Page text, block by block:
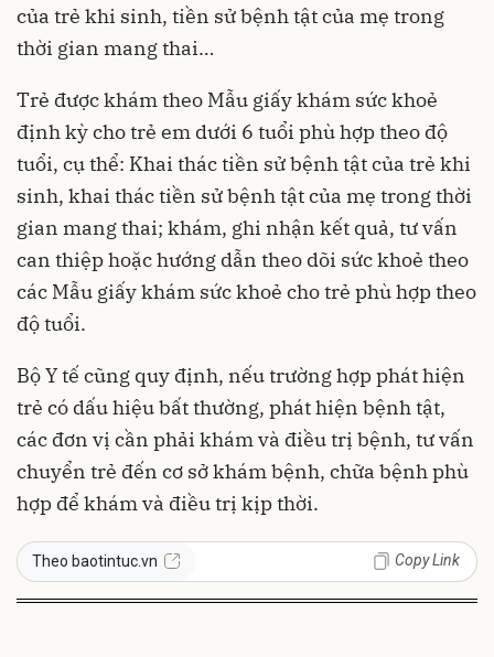
của trẻ khi sinh, tiền sử bệnh tật của mẹ trong
thời gian mang thai…
Trẻ được khám theo Mẫu giấy khám sức khoẻ
định kỳ cho trẻ em dưới 6 tuổi phù hợp theo độ
tuổi, cụ thể: Khai thác tiền sử bệnh tật của trẻ khi
sinh, khai thác tiền sử bệnh tật của mẹ trong thời
gian mang thai; khám, ghi nhận kết quả, tư vấn
can thiệp hoặc hướng dẫn theo dõi sức khoẻ theo
các Mẫu giấy khám sức khoẻ cho trẻ phù hợp theo
độ tuổi.
Bộ Y tế cũng quy định, nếu trường hợp phát hiện
trẻ có dấu hiệu bất thường, phát hiện bệnh tật,
các đơn vị cần phải khám và điều trị bệnh, tư vấn
chuyển trẻ đến cơ sở khám bệnh, chữa bệnh phù
hợp để khám và điều trị kịp thời.
Theo baotintuc.vn Copy Link